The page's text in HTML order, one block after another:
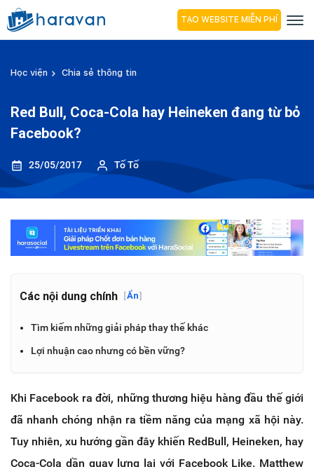
TẠO WEBSITE MIỄN PHÍ
Học viện Chia sẻ thông tin
Red Bull, Coca-Cola hay Heineken đang từ bỏ
Facebook?
25/05/2017 Tố Tố
Các nội dung chính [Ẩn]
Tìm kiếm những giải pháp thay thế khác
Lợi nhuận cao nhưng có bền vững?
Khi Facebook ra đời, những thương hiệu hàng đầu thế giới
đã nhanh chóng nhận ra tiềm năng của mạng xã hội này.
Tuy nhiên, xu hướng gần đây khiến RedBull, Heineken, hay
Coca-Cola dần quay lưng lại với Facebook Like. Matthew